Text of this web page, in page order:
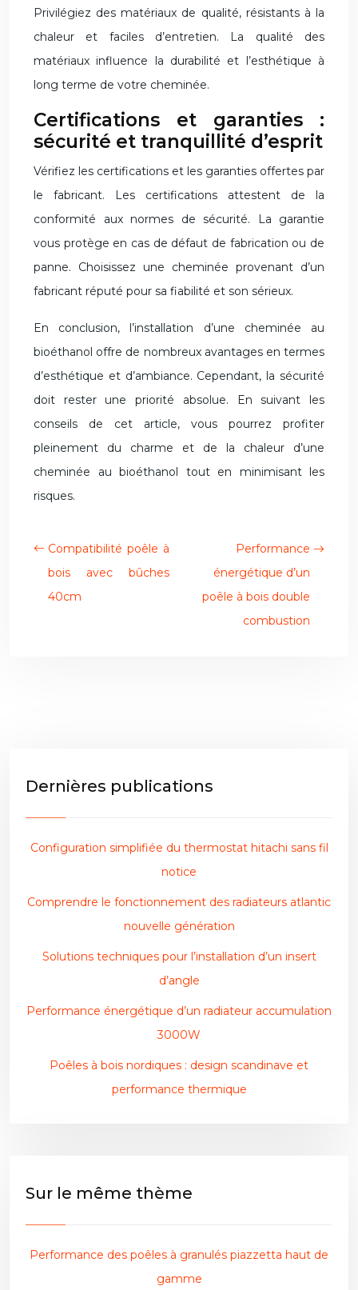
Privilégiez des matériaux de qualité, résistants à la
chaleur et faciles d’entretien. La qualité des
matériaux influence la durabilité et l’esthétique à
long terme de votre cheminée.
Certifications et garanties :
sécurité et tranquillité d’esprit
Vérifiez les certifications et les garanties offertes par
le fabricant. Les certifications attestent de la
conformité aux normes de sécurité. La garantie
vous protège en cas de défaut de fabrication ou de
panne. Choisissez une cheminée provenant d’un
fabricant réputé pour sa fiabilité et son sérieux.
En conclusion, l’installation d’une cheminée au
bioéthanol offre de nombreux avantages en termes
d’esthétique et d’ambiance. Cependant, la sécurité
doit rester une priorité absolue. En suivant les
conseils de cet article, vous pourrez profiter
pleinement du charme et de la chaleur d’une
cheminée au bioéthanol tout en minimisant les
risques.
Compatibilité poêle à
bois avec bûches
40cm
Performance
énergétique d’un
poêle à bois double
combustion
Dernières publications
Configuration simplifiée du thermostat hitachi sans fil
notice
Comprendre le fonctionnement des radiateurs atlantic
nouvelle génération
Solutions techniques pour l’installation d’un insert
d’angle
Performance énergétique d’un radiateur accumulation
3000W
Poêles à bois nordiques : design scandinave et
performance thermique
Sur le même thème
Performance des poêles à granulés piazzetta haut de
gamme